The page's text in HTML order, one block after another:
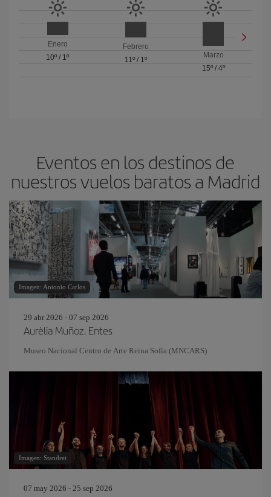
Enero
10º / 1º
Febrero
11º/ 1º
Marzo
15º/ 4º
Eventos en los destinos de
nuestros vuelos baratos a Madrid
Imagen: Antonio Carlos
29 abr 2026 - 07 sep 2026
Aurèlia Muñoz. Entes
Museo Nacional Centro de Arte Reina Sofía (MNCARS)
Imagen: Standret
07 may 2026 - 25 sep 2026